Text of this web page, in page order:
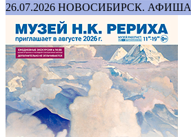
26.07.2026 НОВОСИБИРСК. АФИША